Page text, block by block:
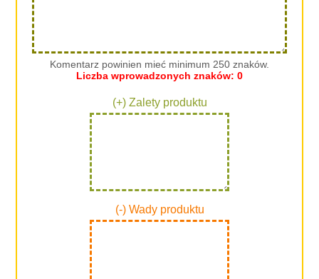
Komentarz powinien mieć minimum 250 znaków.
Liczba wprowadzonych znaków: 0
(+) Zalety produktu
(-) Wady produktu